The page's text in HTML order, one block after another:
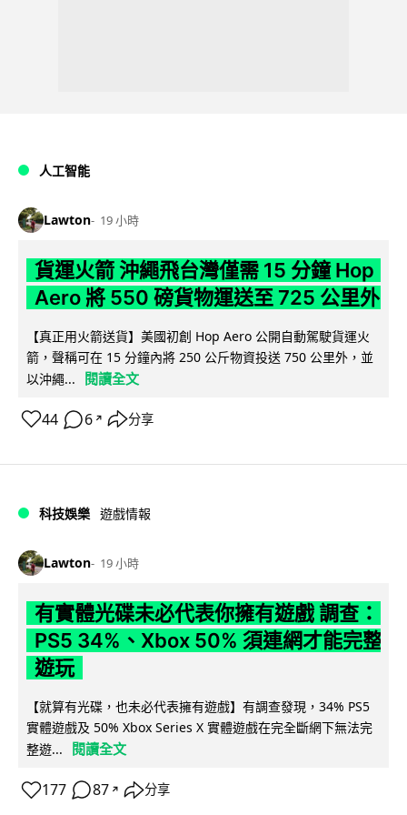
人工智能
Lawton 19 小時
貨運火箭 沖繩飛台灣僅需 15 分鐘 Hop
Aero 將 550 磅貨物運送至 725 公里外
【真正用火箭送貨】美國初創 Hop Aero 公開自動駕駛貨運火
箭，聲稱可在 15 分鐘內將 250 公斤物資投送 750 公里外，並
以沖繩...
閱讀全文
44 6 ↗ 分享
科技娛樂 遊戲情報
Lawton 19 小時
有實體光碟未必代表你擁有遊戲 調查：
PS5 34%、Xbox 50% 須連網才能完整
遊玩
【就算有光碟，也未必代表擁有遊戲】有調查發現，34% PS5
實體遊戲及 50% Xbox Series X 實體遊戲在完全斷網下無法完
整遊...
閱讀全文
177 87 ↗ 分享